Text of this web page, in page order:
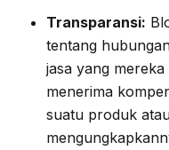
Transparansi:
tentang
jasa yang
menerima
suatu produk